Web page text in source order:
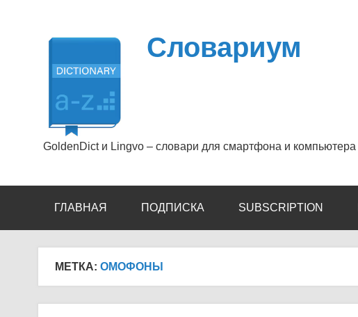
Словариум
GoldenDict и Lingvo – словари для смартфона и компьютера
ГЛАВНАЯ ПОДПИСКА SUBSCRIPTION
МЕТКА: ОМОФОНЫ